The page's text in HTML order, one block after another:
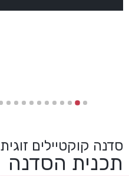
סדנה קוקטיילים זוגית
תכנית הסדנה